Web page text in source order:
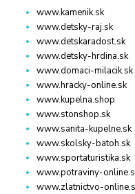
www.kamenik.sk
www.detsky-raj.sk
www.detskaradost.sk
www.detsky-hrdina.sk
www.domaci-milacik.sk
www.hracky-online.sk
www.kupelna.shop
www.stonshop.sk
www.sanita-kupelne.sk
www.skolsky-batoh.sk
www.sportaturistika.sk
www.potraviny-
www.zlatnictvo-